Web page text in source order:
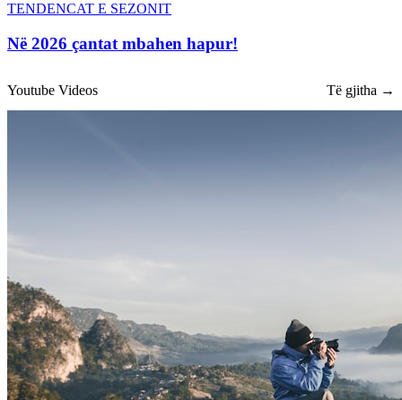
TENDENCAT E SEZONIT
Në 2026 çantat mbahen hapur!
Youtube Videos Të gjitha →